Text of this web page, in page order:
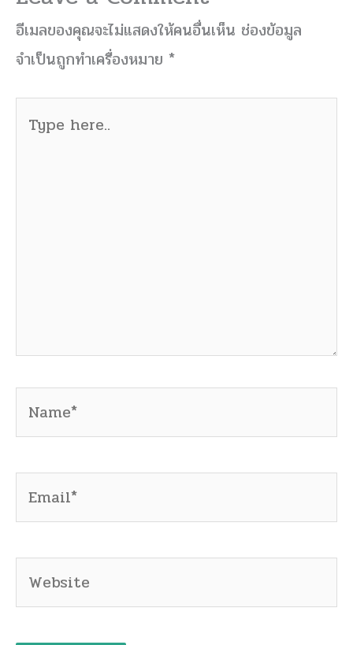
อีเมลของคุณจะไม่แสดงให้คนอื่นเห็น ช่องข้อมูล
จำเป็นถูกทำเครื่องหมาย *
here..
Name*
Email*
Website